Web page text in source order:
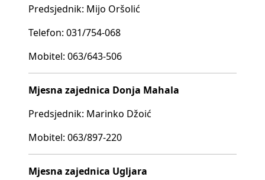
Predsjednik: Mijo Oršolić
Telefon: 031/754-068
Mobitel: 063/643-506
Mjesna zajednica Donja Mahala
Predsjednik: Marinko Džoić
Mobitel: 063/897-220
Mjesna zajednica Ugljara